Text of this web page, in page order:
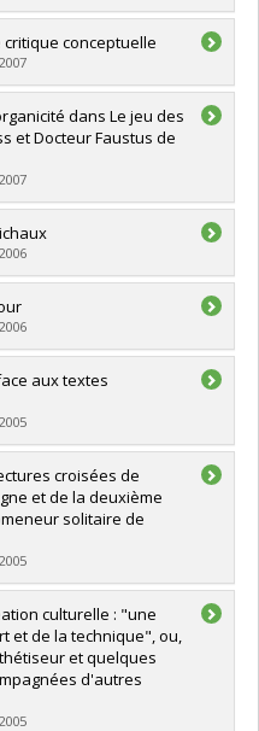
Elena
conceptuelle
Danièledans Le jeu des
et Docteur Faustus de
Hélène
aux textes
croisées de
et de la deuxième
solitaire de
culturelle : "une
et de la technique", ou,
et quelques
d'autres